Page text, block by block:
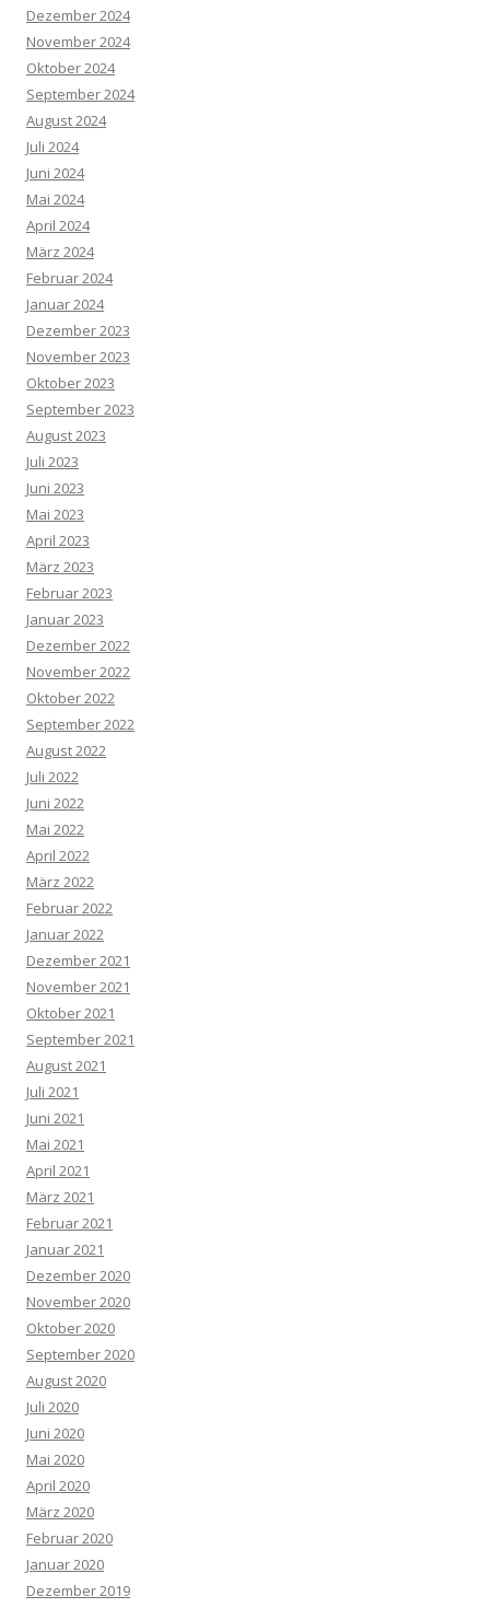
Dezember 2024
November 2024
Oktober 2024
September 2024
August 2024
Juli 2024
Juni 2024
Mai 2024
April 2024
März 2024
Februar 2024
Januar 2024
Dezember 2023
November 2023
Oktober 2023
September 2023
August 2023
Juli 2023
Juni 2023
Mai 2023
April 2023
März 2023
Februar 2023
Januar 2023
Dezember 2022
November 2022
Oktober 2022
September 2022
August 2022
Juli 2022
Juni 2022
Mai 2022
April 2022
März 2022
Februar 2022
Januar 2022
Dezember 2021
November 2021
Oktober 2021
September 2021
August 2021
Juli 2021
Juni 2021
Mai 2021
April 2021
März 2021
Februar 2021
Januar 2021
Dezember 2020
November 2020
Oktober 2020
September 2020
August 2020
Juli 2020
Juni 2020
Mai 2020
April 2020
März 2020
Februar 2020
Januar 2020
Dezember 2019